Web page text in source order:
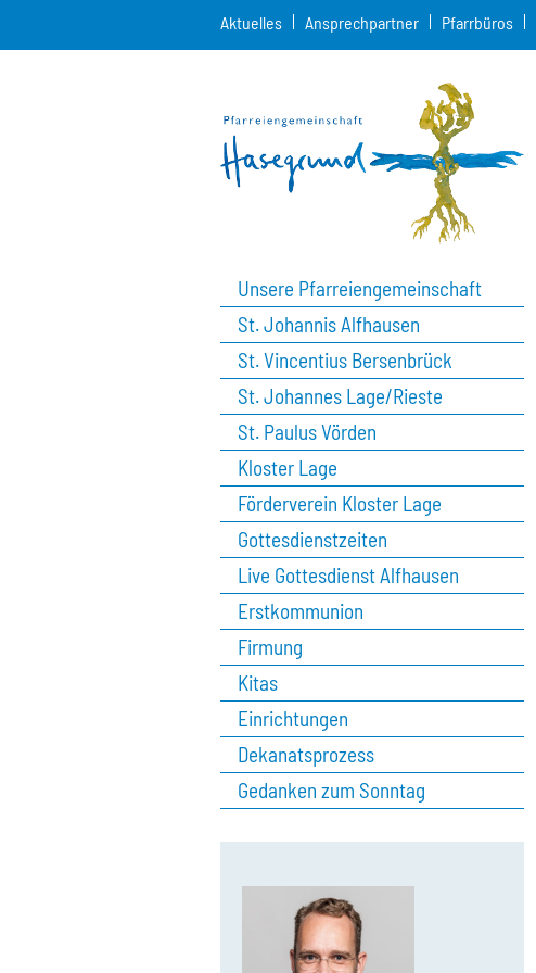
Aktuelles Ansprechpartner Pfarrbüros
Unsere Pfarreiengemeinschaft
St. Johannis Alfhausen
St. Vincentius Bersenbrück
St. Johannes Lage/Rieste
St. Paulus Vörden
Kloster Lage
Förderverein Kloster Lage
Gottesdienstzeiten
Live Gottesdienst Alfhausen
Erstkommunion
Firmung
Kitas
Einrichtungen
Dekanatsprozess
Gedanken zum Sonntag